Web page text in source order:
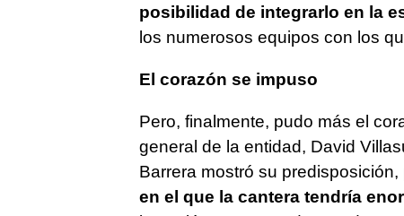
posibilidad de integrarlo en la
los numerosos equipos con los
El corazón se impuso
Pero, finalmente, pudo más el
general de la entidad, David
Barrera mostró su predisposición,
en el que la cantera tendría